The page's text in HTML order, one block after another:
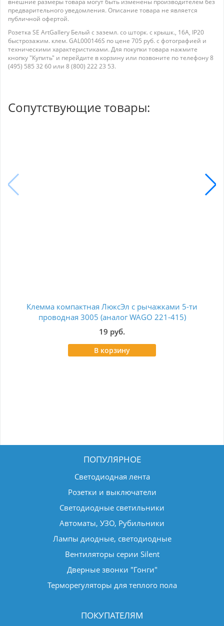
предварительного уведомления. Описание товара не является
публичной офертой.
Розетка SE ArtGallery Белый с заземл. со шторк. с крышк., 16А, IP20
быстрозажим. клем. GAL000146S по цене 705 руб. с фотографией и
техническими характеристиками. Для покупки товара нажмите
кнопку "Купить" и перейдите в корзину или позвоните по телефону 8
(495) 585 32 60 или 8 (800) 222 23 53.
Сопутствующие товары:
Клемма компактная ЛюксЭл с рычажками 5-ти
проводная 3005 (аналог WAGO 221-415)
19 руб.
В корзину
ПОПУЛЯРНОЕ
Светодиодная лента
Розетки и выключатели
Светодиодные светильники
Автоматы, УЗО, Рубильники
Лампы диодные, светодиодные
Вентиляторы серии Silent
Дверные звонки "Гонги"
Терморегуляторы для теплого пола
ПОКУПАТЕЛЯМ